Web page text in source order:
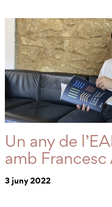
Un any de
amb Francesc
3 juny 2022